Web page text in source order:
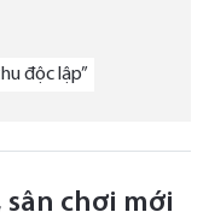
độc lập”
sân chơi mới